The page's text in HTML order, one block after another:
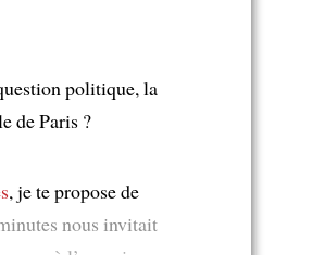
politique, la
de Paris ?
, je te propose de
nous invitait